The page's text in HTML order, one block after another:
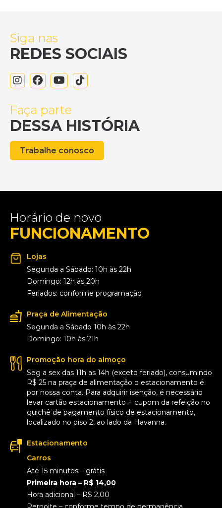
Siga nas
REDES SOCIAIS
Faça parte
DESSA HISTÓRIA
Trabalhe conosco
Horário de novo
FUNCIONAMENTO
Lojas
Segunda a Sábado: 10h às 22h
Domingo: 12h às 20h
Feriados: conforme programação
Praça de Alimentação
Segunda a Sábado 10h às 22h
Domingo: 10h às 21h
Promoção hora do almoço
Seg a sex das 11h as 14h (exceto feriado), consumindo
R$ 25 na praça de alimentação o estacionamento é
por nossa conta. Para adquirir isenção, é necessário
levar cartão estacionamento + cupom da refeição no
guichê de pagamento físico de estacionamento,
localizado no piso 2, ao lado da Havanna.
Estacionamento
Carros
Até 15 minutos – grátis
Primeira hora – R$ 14,00
Hora adicional – R$ 2,00